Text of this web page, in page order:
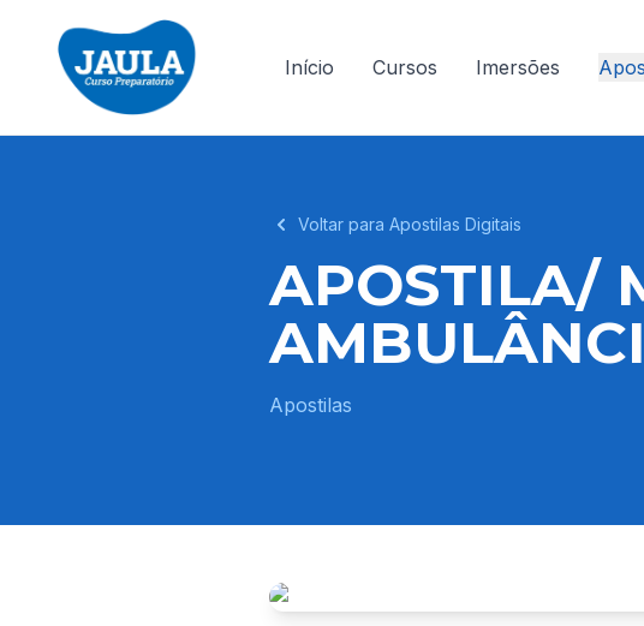
Início Cursos Imersões
Voltar para Apostilas Digitais
APOSTILA/
Apostilas